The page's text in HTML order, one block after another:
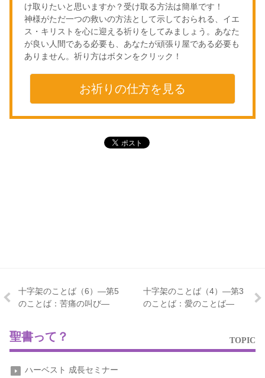
け取りたいと思いますか？受け取る方法は簡単です！
神様がただ一つの救いの方法として示しておられる、イエ
ス・キリストを心に迎える祈りをしてみましょう。あなた
が良い人間である必要も、あなたが頑張り屋である必要も
ありません。祈り方はボタンをクリック！
お祈りの仕方を見る
十字架のことば（6）―第5
のことば：苦痛の叫び―
十字架のことば（4）―第3
のことば：愛のことば―
聖書って？ TOPIC
ハーベスト 成長セミナー